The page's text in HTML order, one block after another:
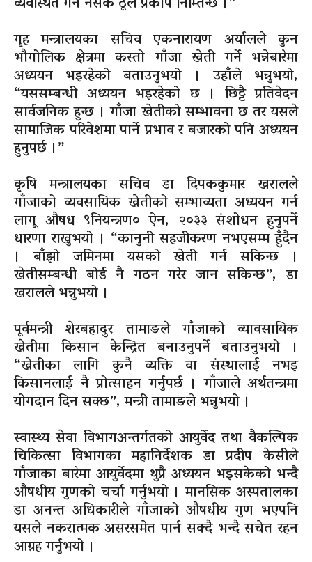
गृह मन्त्रालयका सचिव एकनारायण अर्यालले कुन
भौगोलिक क्षेत्रमा कस्तो गाँजा खेती गर्ने भन्नेबारेमा
अध्ययन भइरहेको बताउनुभयो । उहाँले भन्नुभयो,
“यससम्बन्धी अध्ययन भइरहेको छ । छिट्टै प्रतिवेदन
सार्वजनिक हुन्छ । गाँजा खेतीको सम्भावना छ तर यसले
सामाजिक परिवेशमा पार्ने प्रभाव र बजारको पनि अध्ययन
हुनुपर्छ ।”
कृषि मन्त्रालयका सचिव डा दिपककुमार खरालले
गाँजाको व्यवसायिक खेतीको सम्भाव्यता अध्ययन गर्न
लागू औषध ९नियन्त्रण० ऐन, २०३३ संशोधन हुनुपर्ने
धारणा राख्नुभयो । “कानुनी सहजीकरण नभएसम्म हुँदैन
। बाँझो जमिनमा यसको खेती गर्न सकिन्छ ।
खेतीसम्बन्धी बोर्ड नै गठन गरेर जान सकिन्छ”, डा
खरालले भन्नुभयो ।
पूर्वमन्त्री शेरबहादुर तामाङले गाँजाको व्यावसायिक
खेतीमा किसान केन्द्रित बनाउनुपर्ने बताउनुभयो ।
“खेतीका लागि कुनै व्यक्ति वा संस्थालाई नभइ
किसानलाई नै प्रोत्साहन गर्नुपर्छ । गाँजाले अर्थतन्त्रमा
योगदान दिन सक्छ”, मन्त्री तामाङले भन्नुभयो ।
स्वास्थ्य सेवा विभागअन्तर्गतको आयुर्वेद तथा वैकल्पिक
चिकित्सा विभागका महानिर्देशक डा प्रदीप केसीले
गाँजाका बारेमा आयुर्वेदमा थुप्रै अध्ययन भइसकेको भन्दै
औषधीय गुणको चर्चा गर्नुभयो । मानसिक अस्पतालका
डा अनन्त अधिकारीले गाँजाको औषधीय गुण भएपनि
यसले नकरात्मक असरसमेत पार्न सक्दै भन्दै सचेत रहन
आग्रह गर्नुभयो ।